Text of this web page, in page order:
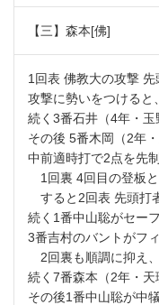
【三】森本[佛]
1回表 佛教大の攻撃
攻撃に勢いをつけると
続く3番石井（4年・
その後 5番木岡（2年
中前適時打で2点を先制
1回裏 4回目の登板
すると2回表 先頭打
続く1番中山聡がセー
3番吉村のバントがフ
2回裏も順調に抑え
続く7番森本（2年・
その後1番中山聡が中